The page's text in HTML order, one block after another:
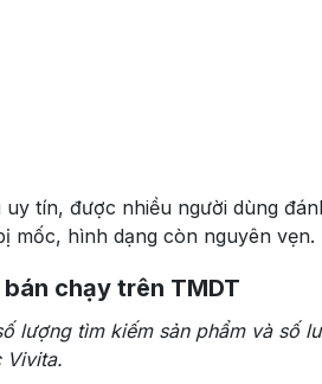
tín, được nhiều người dùng
mốc, hình dạng còn nguyên vẹn.
chạy trên TMDT
lượng tìm kiếm sản phẩm và số
Vivita.